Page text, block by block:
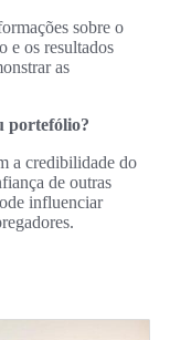
sobre o
e os resultados
as
portefólio?
a credibilidade do
de outras
influenciar